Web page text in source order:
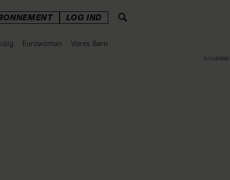
LOG IND
Eurowoman Vores Børn
Annonce